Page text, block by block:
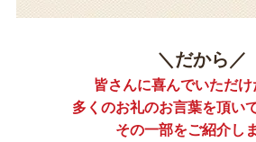
＼だから／
皆さんに喜んでいただけ
多くのお礼のお言葉を頂い
その一部をご紹介し